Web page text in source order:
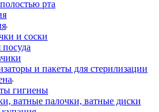
рта
и соски
посуда
и пакеты для стерилизации
гигиены
ватные палочки, ватные диски